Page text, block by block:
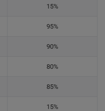
15%
95%
90%
80%
85%
15%